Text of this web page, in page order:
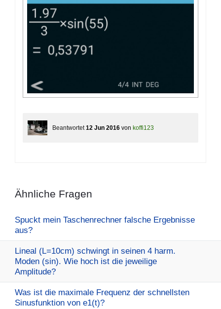
Beantwortet 12 Jun 2016 von koffi123
Ähnliche Fragen
Spuckt mein Taschenrechner falsche Ergebnisse
aus?
Lineal (L=10cm) schwingt in seinen 4 harm.
Moden (sin). Wie hoch ist die jeweilige
Amplitude?
Was ist die maximale Frequenz der schnellsten
Sinusfunktion von e1(t)?